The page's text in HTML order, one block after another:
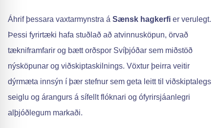
Áhrif þessara vaxtarmynstra á Sænsk hagkerfi er verulegt.
Þessi fyrirtæki hafa stuðlað að atvinnusköpun, örvað
tækniframfarir og bætt orðspor Svíþjóðar sem miðstöð
nýsköpunar og viðskiptaskilnings. Vöxtur þeirra veitir
dýrmæta innsýn í þær stefnur sem geta leitt til viðskiptalegs
seiglu og árangurs á sífellt flóknari og ófyrirsjáanlegri
alþjóðlegum markaði.